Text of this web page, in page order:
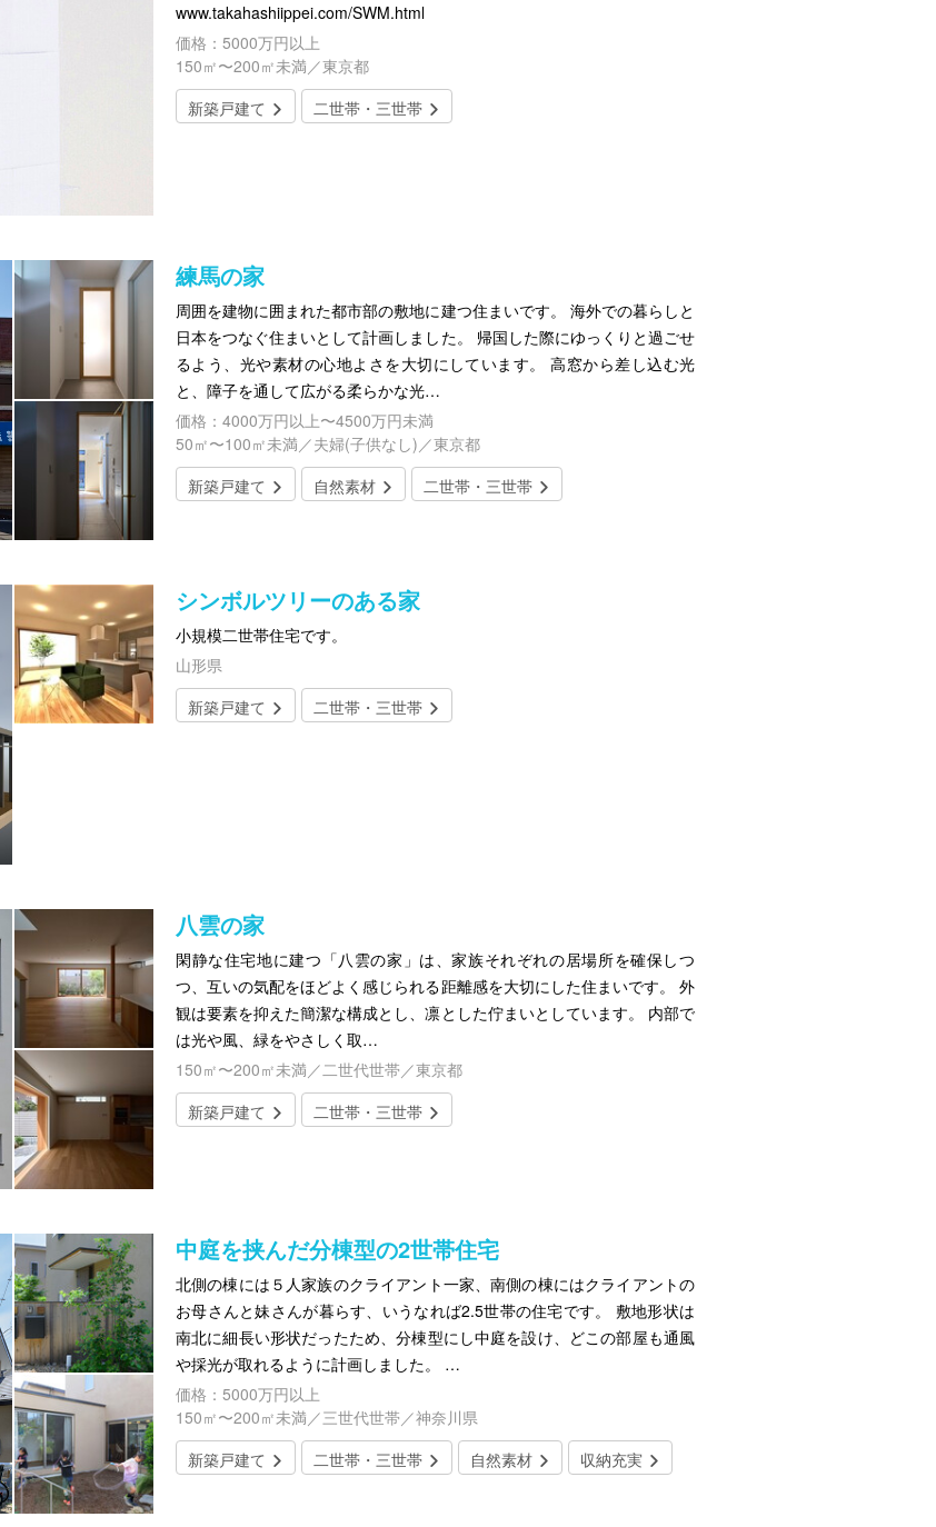
www.takahashiippei.com/SWM.html
価格：5000万円以上
150㎡〜200㎡未満／東京都
新築戸建て
二世帯・三世帯
練馬の家
周囲を建物に囲まれた都市部の敷地に建つ住まいです。 海外での暮らしと
日本をつなぐ住まいとして計画しました。 帰国した際にゆっくりと過ごせ
るよう、光や素材の心地よさを大切にしています。 高窓から差し込む光
と、障子を通して広がる柔らかな光…
価格：4000万円以上〜4500万円未満
50㎡〜100㎡未満／夫婦(子供なし)／東京都
新築戸建て
自然素材 二世帯・三世帯
シンボルツリーのある家
小規模二世帯住宅です。
山形県
新築戸建て
二世帯・三世帯
八雲の家
閑静な住宅地に建つ「八雲の家」は、家族それぞれの居場所を確保しつ
つ、互いの気配をほどよく感じられる距離感を大切にした住まいです。 外
観は要素を抑えた簡潔な構成とし、凛とした佇まいとしています。 内部で
は光や風、緑をやさしく取…
150㎡〜200㎡未満／二世代世帯／東京都
新築戸建て
二世帯・三世帯
中庭を挟んだ分棟型の2世帯住宅
北側の棟には５人家族のクライアント一家、南側の棟にはクライアントの
お母さんと妹さんが暮らす、いうなれば2.5世帯の住宅です。 敷地形状は
南北に細長い形状だったため、分棟型にし中庭を設け、どこの部屋も通風
や採光が取れるように計画しました。 …
価格：5000万円以上
150㎡〜200㎡未満／三世代世帯／神奈川県
新築戸建て
二世帯・三世帯 自然素材 収納充実